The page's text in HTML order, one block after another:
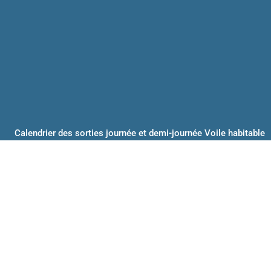
Calendrier des sorties journée et demi-journée Voile habitable